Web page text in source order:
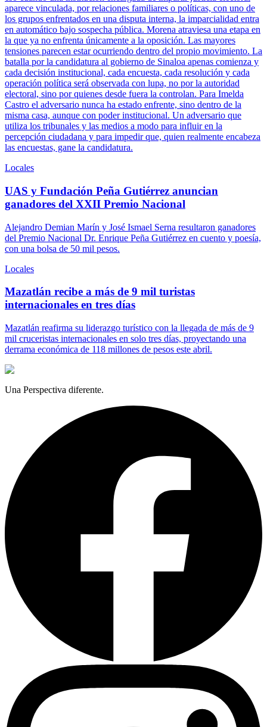
aparece vinculada, por relaciones familiares o políticas, con uno de
los grupos enfrentados en una disputa interna, la imparcialidad entra
en automático bajo sospecha pública. Morena atraviesa una etapa en
la que ya no enfrenta únicamente a la oposición. Las mayores
tensiones parecen estar ocurriendo dentro del propio movimiento. La
batalla por la candidatura al gobierno de Sinaloa apenas comienza y
cada decisión institucional, cada encuesta, cada resolución y cada
operación política será observada con lupa, no por la autoridad
electoral, sino por quienes desde fuera la controlan. Para Imelda
Castro el adversario nunca ha estado enfrente, sino dentro de la
misma casa, aunque con poder institucional. Un adversario que
utiliza los tribunales y las medios a modo para influir en la
percepción ciudadana y para impedir que, quien realmente encabeza
las encuestas, gane la candidatura.
Locales
UAS y Fundación Peña Gutiérrez anuncian
ganadores del XXII Premio Nacional
Alejandro Demian Marín y José Ismael Serna resultaron ganadores
del Premio Nacional Dr. Enrique Peña Gutiérrez en cuento y poesía,
con una bolsa de 50 mil pesos.
Locales
Mazatlán recibe a más de 9 mil turistas
internacionales en tres días
Mazatlán reafirma su liderazgo turístico con la llegada de más de 9
mil cruceristas internacionales en solo tres días, proyectando una
derrama económica de 118 millones de pesos este abril.
Una Perspectiva diferente.